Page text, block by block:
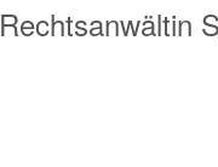
Rechtsanwältin